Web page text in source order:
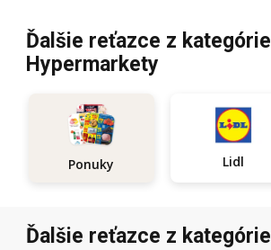
Ďalšie reťazce z kategórie
Hypermarkety
Ponuky Lidl
Ďalšie reťazce z kategórie